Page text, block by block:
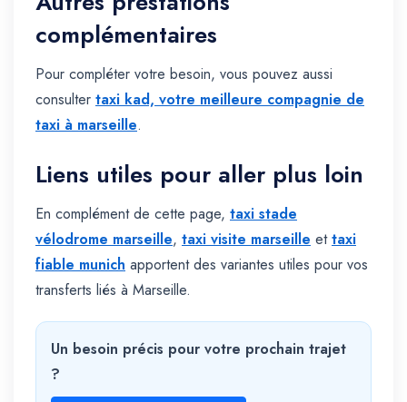
complémentaires
Pour compléter votre besoin, vous pouvez aussi
consulter taxi kad, votre meilleure compagnie de
taxi à marseille.
Liens utiles pour aller plus loin
En complément de cette page, taxi stade
vélodrome marseille, taxi visite marseille ettaxi
fiable munich apportent des variantes utiles pour vos
transferts liés à Marseille.
Un besoin précis pour votre prochain trajet
?